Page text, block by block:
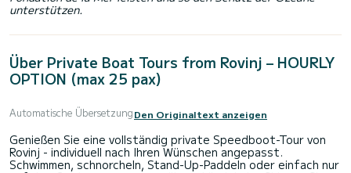
unterstützen.
Über Private Boat Tours from Rovinj – HOURLY
OPTION (max 25 pax)
Automatische ÜbersetzungDen Originaltext anzeigen
Genießen Sie eine vollständig private Speedboot-Tour von
Rovinj - individuell nach Ihren Wünschen angepasst.
Schwimmen, schnorcheln, Stand-Up-Paddeln oder einfach nur